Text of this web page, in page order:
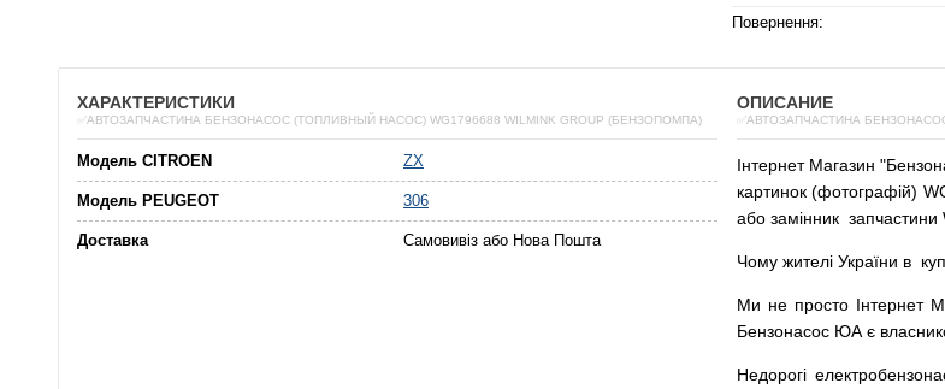
Повернення:
ХАРАКТЕРИСТИКИ
✅АВТОЗАПЧАСТИНА БЕНЗОНАСОС (ТОПЛИВНЫЙ НАСОС) WG1796688 WILMINK GROUP (БЕНЗОПОМПА)
Модель CITROEN ZX
Модель PEUGEOT 306
Доставка Самовивіз або Нова Пошта
ОПИСАНИЕ
✅АВТОЗАПЧАСТИНА
Інтернет Магазин "
картинок (фотографій)
або замінник
Чому жителі України в
Ми не просто Інтернет
Бензонасос ЮА є
Недорогі